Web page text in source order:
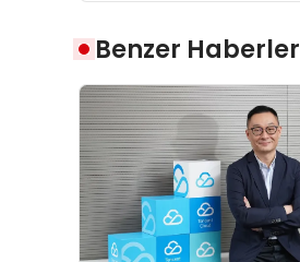
Benzer Haberler